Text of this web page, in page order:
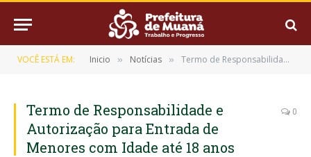
VOCÊ ESTÁ EM: Inicio » Notícias » Termo de Responsabilidade e Autorização para Entrada de Menores com Idade até 18 anos
Termo de Responsabilidade e
Autorização para Entrada de
Menores com Idade até 18 anos
0